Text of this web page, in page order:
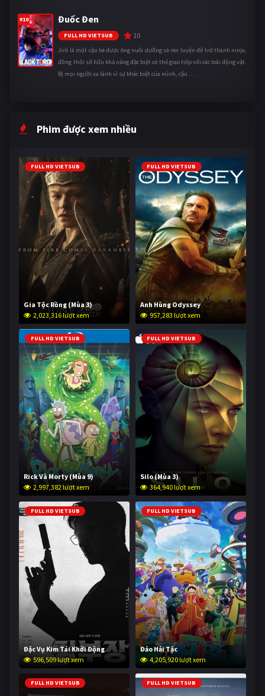
#10 Đuốc Đen
FULL HD VIETSUB 10
Jirô là một cậu bé được ông nuôi dưỡng và rèn luyện để trở thành ninja,
đồng thời sở hữu khả năng đặc biệt có thể giao tiếp với các loài động vật.
Bị mọi người xa lánh vì sự khác biệt của mình, cậu ...
Phim được xem nhiều
FULL HD VIETSUB
Gia Tộc Rồng (Mùa 3)
2,023,316 lượt xem
FULL HD VIETSUB
Anh Hùng Odyssey
957,283 lượt xem
FULL HD VIETSUB
Rick Và Morty (Mùa 9)
2,997,382 lượt xem
FULL HD VIETSUB
Silo (Mùa 3)
364,940 lượt xem
FULL HD VIETSUB
Đặc Vụ Kim Tái Khởi Động
596,509 lượt xem
FULL HD VIETSUB
Đảo Hải Tặc
4,205,920 lượt xem
FULL HD VIETSUB FULL HD VIETSUB